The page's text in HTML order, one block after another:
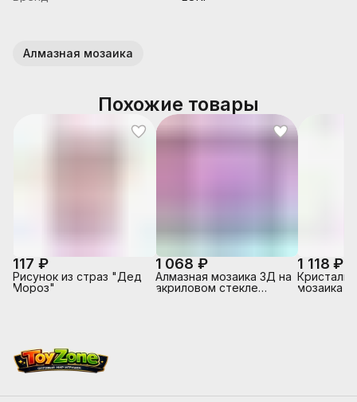
Алмазная мозаика
Похожие товары
117 ₽
Рисунок из страз "Дед
Мороз"
1 068 ₽
Алмазная мозаика 3Д на
акриловом стекле
1 118 ₽
мозаика